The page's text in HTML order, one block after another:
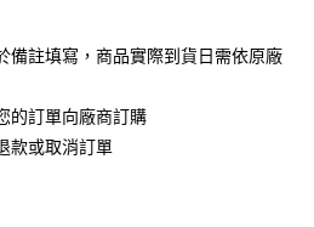
上)免運費
上)免運費
註填寫，商品實際到貨日需依原廠
的訂單向廠商訂購
款或取消訂單